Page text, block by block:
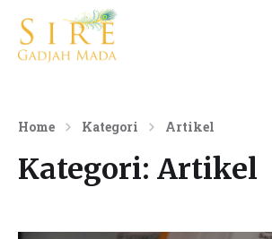
Home Kategori Artikel
Kategori: Artikel